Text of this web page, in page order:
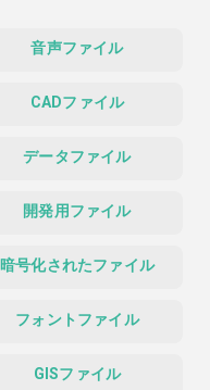
音声ファイル
CADファイル
データファイル
開発用ファイル
暗号化されたファイル
フォントファイル
GISファイル